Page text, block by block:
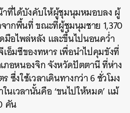
าที่ได้บังคับให้ผู้ชุมนุมหมอบลง ผู้
กพื้นที่ ขณะที่ผู้ชุมนุมชาย 1,370
มือไพล่หลัง และขึ้นไปนอนคว่ำ
อ็มซีของทหาร เพื่อนำไปคุมขังที่
ภอหนองจิก จังหวัดปัตตานี ที่ห่าง
ซึ่งใช้เวลาเดินทางกว่า 6 ชั่วโมง
เวลานั้นคือ ‘ขนไปให้หมด’ แม้
คัน